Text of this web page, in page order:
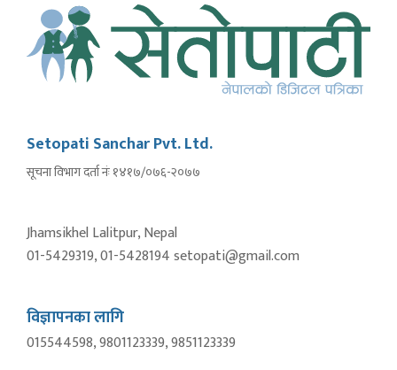
Setopati Sanchar Pvt. Ltd.
सूचना विभाग दर्ता नंः १४१७/०७६-२०७७
Jhamsikhel Lalitpur, Nepal
01-5429319, 01-5428194 setopati@gmail.com
विज्ञापनका लागि
015544598, 9801123339, 9851123339